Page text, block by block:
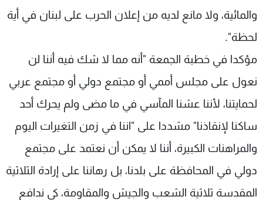
والمائية، ولا مانع لديه من إعلان الحرب على لبنان في أية
لحظة".
مؤكدا في خطبة الجمعة "أنه مما لا شك فيه أننا لن
نعول على مجلس أممي أو مجتمع دولي أو مجتمع عربي
لحمايتنا، لأننا عشنا المآسي في ما مضى ولم يحرك أحد
ساكنا لإنقاذنا" مشددا على "اننا في زمن التغيرات اليوم
والمراهنات الكبيرة، أننا لا يمكن أن نعتمد على مجتمع
دولي في المحافظة على بلدنا، بل رهاننا على إرادة الثلاثية
المقدسة ثلاثية الشعب والجيش والمقاومة، كي ندافع